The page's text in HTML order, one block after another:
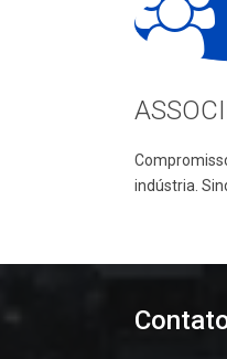
indústria.